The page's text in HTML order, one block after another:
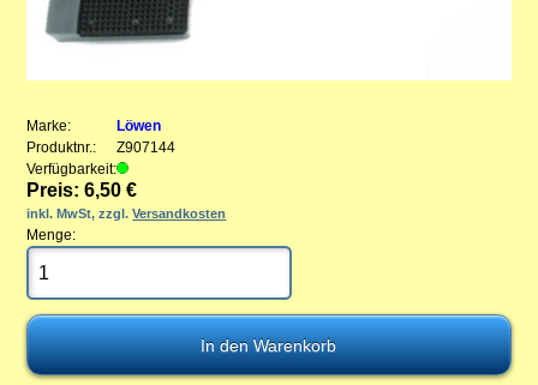
Marke:
Löwen
Produktnr.:
Z907144
Verfügbarkeit:
Preis: 6,50 €
inkl. MwSt, zzgl.Versandkosten
Menge: